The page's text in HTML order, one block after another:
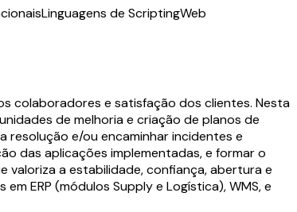
Linguagens de ScriptingWeb
colaboradores e satisfação dos clientes. Nesta
de melhoria e criação de planos de
resolução e/ou encaminhar incidentes e
das aplicações implementadas, e formar o
valoriza a estabilidade, confiança, abertura e
ERP (módulos Supply e Logística), WMS, e